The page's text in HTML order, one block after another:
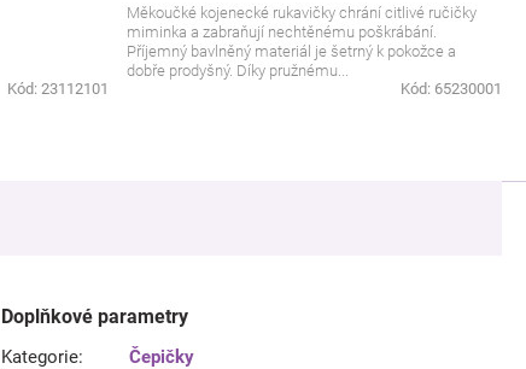
Kód: 23112101
Měkoučké kojenecké rukavičky chrání citlivé ručičky
miminka a zabraňují nechtěnému poškrábání.
Příjemný bavlněný materiál je šetrný k pokožce a
dobře prodyšný. Díky pružnému...
Kód: 65230001
Doplňkové parametry
Kategorie:
Čepičky